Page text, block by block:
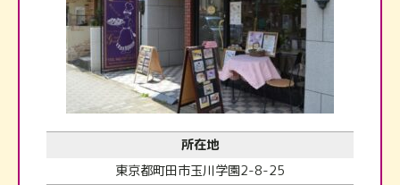
所在地
東京都町田市玉川学園2-8-25